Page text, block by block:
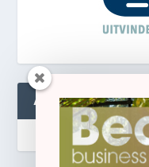
ABONNEREN